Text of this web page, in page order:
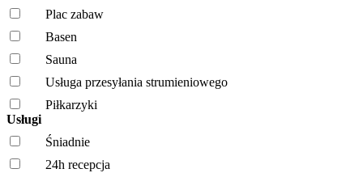
Plac zabaw
Basen
Sauna
Usługa przesyłania strumieniowego
Piłkarzyki
Usługi
Śniadnie
24h recepcja